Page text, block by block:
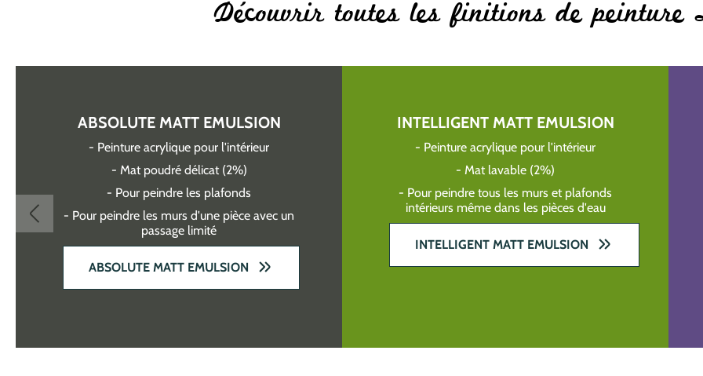
Découvrir toutes les finitions de peinture
ABSOLUTE MATT EMULSION
- Peinture acrylique pour l'intérieur
- Mat poudré délicat (2%)
- Pour peindre les plafonds
- Pour peindre les murs d'une pièce avec un
passage limité
ABSOLUTE MATT EMULSION
INTELLIGENT MATT EMULSION
- Peinture acrylique pour l'intérieur
- Mat lavable (2%)
- Pour peindre tous les murs et plafonds
intérieurs même dans les pièces d'eau
INTELLIGENT MATT EMULSION